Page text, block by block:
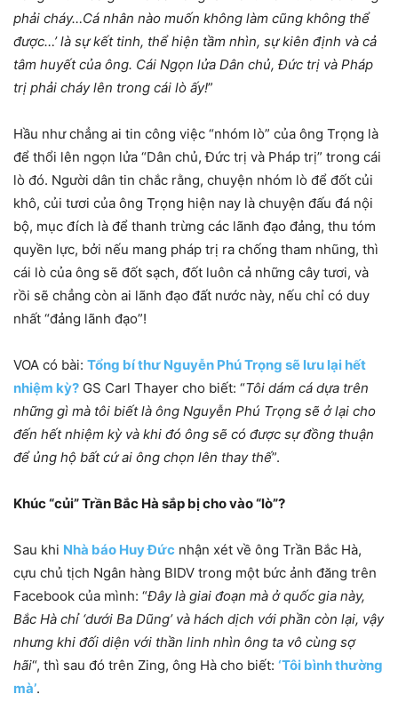
phải cháy…Cá nhân nào muốn không làm cũng không thể
được…’ là sự kết tinh, thể hiện tầm nhìn, sự kiên định và cả
tâm huyết của ông. Cái Ngọn lửa Dân chủ, Đức trị và Pháp
trị phải cháy lên trong cái lò ấy!”
Hầu như chẳng ai tin công việc “nhóm lò” của ông Trọng là
để thổi lên ngọn lửa “Dân chủ, Đức trị và Pháp trị” trong cái
lò đó. Người dân tin chắc rằng, chuyện nhóm lò để đốt củi
khô, củi tươi của ông Trọng hiện nay là chuyện đấu đá nội
bộ, mục đích là để thanh trừng các lãnh đạo đảng, thu tóm
quyền lực, bởi nếu mang pháp trị ra chống tham nhũng, thì
cái lò của ông sẽ đốt sạch, đốt luôn cả những cây tươi, và
rồi sẽ chẳng còn ai lãnh đạo đất nước này, nếu chỉ có duy
nhất “đảng lãnh đạo”!
VOA có bài: Tổng bí thư Nguyễn Phú Trọng sẽ lưu lại hết
nhiệm kỳ? GS Carl Thayer cho biết: “Tôi dám cá dựa trên
những gì mà tôi biết là ông Nguyễn Phú Trọng sẽ ở lại cho
đến hết nhiệm kỳ và khi đó ông sẽ có được sự đồng thuận
để ủng hộ bất cứ ai ông chọn lên thay thế”.
Khúc “củi” Trần Bắc Hà sắp bị cho vào “lò”?
Sau khi Nhà báo Huy Đức nhận xét về ông Trần Bắc Hà,
cựu chủ tịch Ngân hàng BIDV trong một bức ảnh đăng trên
Facebook của mình: “Đây là giai đoạn mà ở quốc gia này,
Bắc Hà chỉ ‘dưới Ba Dũng’ và hách dịch với phần còn lại, vậy
nhưng khi đối diện với thần linh nhìn ông ta vô cùng sợ
hãi“, thì sau đó trên Zing, ông Hà cho biết: ‘Tôi bình thường
mà’.